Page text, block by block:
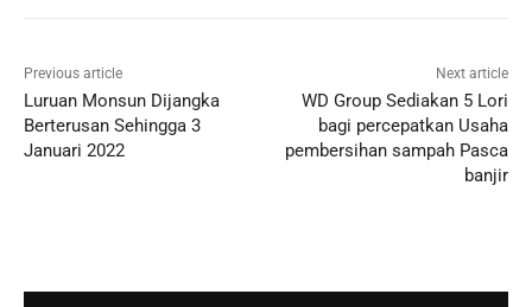
Previous article
Luruan Monsun Dijangka
Berterusan Sehingga 3
Januari 2022
Next article
WD Group Sediakan 5 Lori
bagi percepatkan Usaha
pembersihan sampah Pasca
banjir